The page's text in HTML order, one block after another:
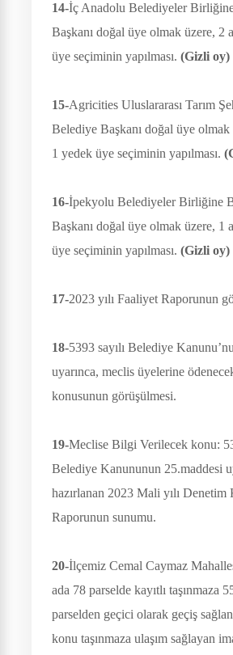
14-İç Anadolu Belediyeler
Başkanı doğal üye olmak üzere, 2
üye seçiminin yapılması. (Gizli oy)
15-Agricities Uluslararası Tarım
Belediye Başkanı doğal üye
1 yedek üye seçiminin yapılması.
16-İpekyolu Belediyeler Birliğine
Başkanı doğal üye olmak üzere, 1
üye seçiminin yapılması. (Gizli oy)
17-2023 yılı Faaliyet Raporunun
18-5393 sayılı Belediye
uyarınca, meclis üyelerine
konusunun görüşülmesi.
19-Meclise Bilgi Verilecek konu:
Belediye Kanununun 25.maddesi
hazırlanan 2023 Mali yılı Denetim
Raporunun sunumu.
20-İlçemiz Cemal Caymaz
ada 78 parselde kayıtlı taşınmaza
parselden geçici olarak geçiş
konu taşınmaza ulaşım sağlayan